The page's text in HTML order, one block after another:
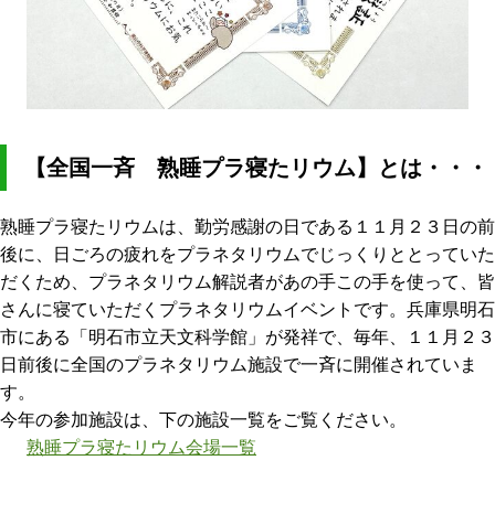
【全国一斉 熟睡プラ寝たリウム】とは・・・
熟睡プラ寝たリウムは、勤労感謝の日である１１月２３日の前
後に、日ごろの疲れをプラネタリウムでじっくりととっていた
だくため、プラネタリウム解説者があの手この手を使って、皆
さんに寝ていただくプラネタリウムイベントです。兵庫県明石
市にある「明石市立天文科学館」が発祥で、毎年、１１月２３
日前後に全国のプラネタリウム施設で一斉に開催されていま
す。
今年の参加施設は、下の施設一覧をご覧ください。
熟睡プラ寝たリウム会場一覧